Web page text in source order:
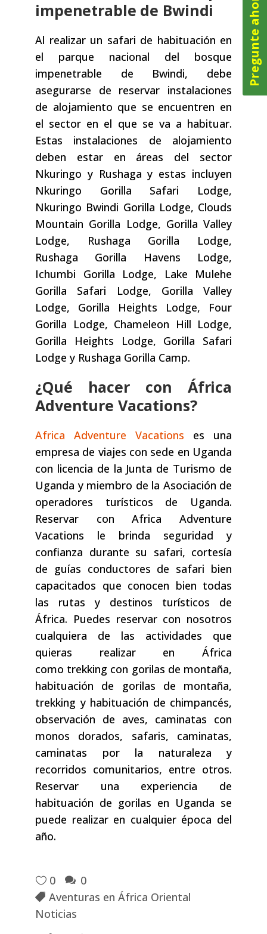
impenetrable de Bwindi
Al realizar un safari de habituación en
el parque nacional del bosque
impenetrable de Bwindi, debe
asegurarse de reservar instalaciones
de alojamiento que se encuentren en
el sector en el que se va a habituar.
Estas instalaciones de alojamiento
deben estar en áreas del sector
Nkuringo y Rushaga y estas incluyen
Nkuringo Gorilla Safari Lodge,
Nkuringo Bwindi Gorilla Lodge, Clouds
Mountain Gorilla Lodge, Gorilla Valley
Lodge, Rushaga Gorilla Lodge,
Rushaga Gorilla Havens Lodge,
Ichumbi Gorilla Lodge, Lake Mulehe
Gorilla Safari Lodge, Gorilla Valley
Lodge, Gorilla Heights Lodge, Four
Gorilla Lodge, Chameleon Hill Lodge,
Gorilla Heights Lodge, Gorilla Safari
Lodge y Rushaga Gorilla Camp.
¿Qué hacer con África
Adventure Vacations?
Africa Adventure Vacations es una
empresa de viajes con sede en Uganda
con licencia de la Junta de Turismo de
Uganda y miembro de la Asociación de
operadores turísticos de Uganda.
Reservar con Africa Adventure
Vacations le brinda seguridad y
confianza durante su safari, cortesía
de guías conductores de safari bien
capacitados que conocen bien todas
las rutas y destinos turísticos de
África. Puedes reservar con nosotros
cualquiera de las actividades que
quieras realizar en África
como trekking con gorilas de montaña,
habituación de gorilas de montaña,
trekking y habituación de chimpancés,
observación de aves, caminatas con
monos dorados, safaris, caminatas,
caminatas por la naturaleza y
recorridos comunitarios, entre otros.
Reservar una experiencia de
habituación de gorilas en Uganda se
puede realizar en cualquier época del
año.
0
0
Aventuras en África Oriental
Noticias
Pregunte ahora